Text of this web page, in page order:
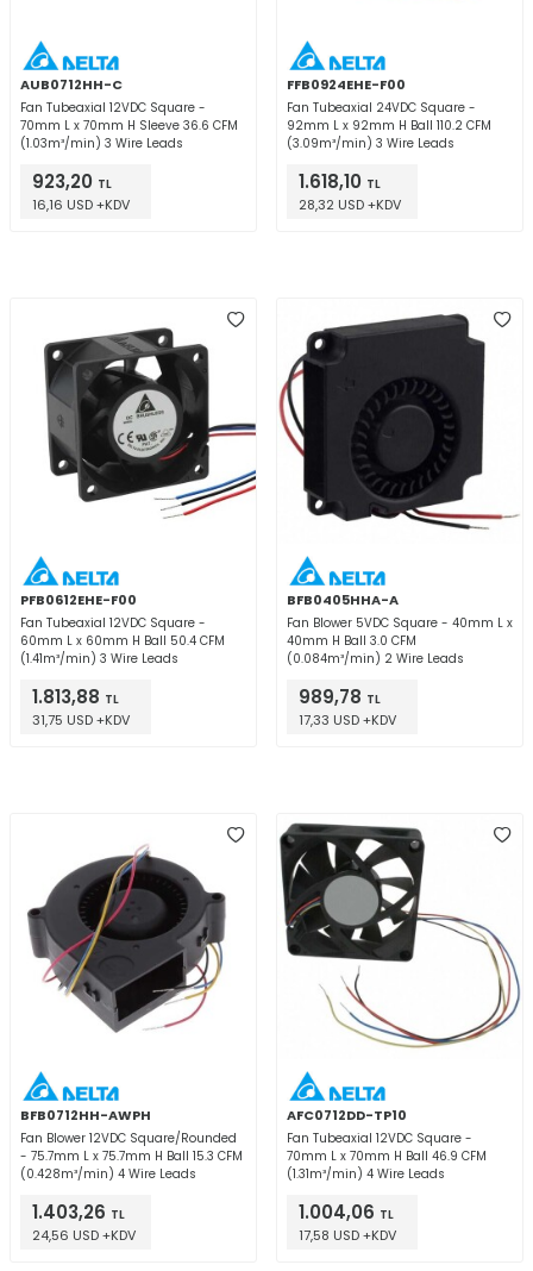
AUB0712HH-C
Fan Tubeaxial 12VDC Square -
70mm L x 70mm H Sleeve 36.6 CFM
(1.03m³/min) 3 Wire Leads
923,20 TL
16,16 USD +KDV
FFB0924EHE-F00
Fan Tubeaxial 24VDC Square -
92mm L x 92mm H Ball 110.2 CFM
(3.09m³/min) 3 Wire Leads
1.618,10 TL
28,32 USD +KDV
PFB0612EHE-F00
Fan Tubeaxial 12VDC Square -
60mm L x 60mm H Ball 50.4 CFM
(1.41m³/min) 3 Wire Leads
1.813,88 TL
31,75 USD +KDV
BFB0405HHA-A
Fan Blower 5VDC Square - 40mm L x
40mm H Ball 3.0 CFM
(0.084m³/min) 2 Wire Leads
989,78 TL
17,33 USD +KDV
BFB0712HH-AWPH
Fan Blower 12VDC Square/Rounded
- 75.7mm L x 75.7mm H Ball 15.3 CFM
(0.428m³/min) 4 Wire Leads
1.403,26 TL
24,56 USD +KDV
AFC0712DD-TP10
Fan Tubeaxial 12VDC Square -
70mm L x 70mm H Ball 46.9 CFM
(1.31m³/min) 4 Wire Leads
1.004,06 TL
17,58 USD +KDV